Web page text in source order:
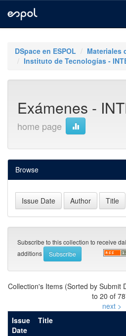
navigationDSpace en ESPOL
Materiales
Instituto de Tecnologías -
Exámenes -
home page
Browse
Subscribe to this collection to receive
additions
Collection's Items (Sorted by Submit
to 20 of
next >
Issue
Date
Title